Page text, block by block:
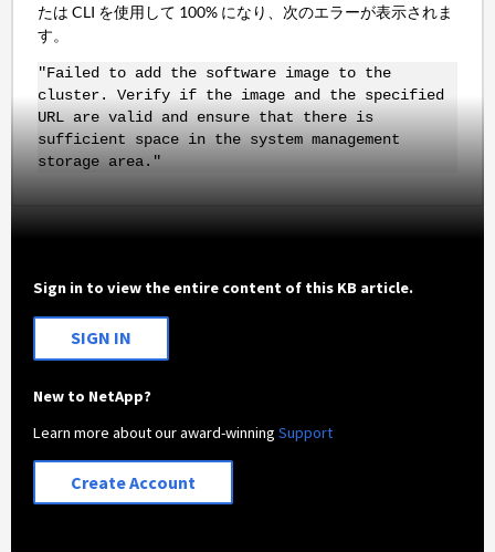
たは CLI を使用して 100% になり、次のエラーが表示されま
す。
"Failed to add the software image to the
cluster. Verify if the image and the specified
URL are valid and ensure that there is
sufficient space in the system management
storage area."
Sign in to view the entire content of this KB article.
SIGN IN
New to NetApp?
Learn more about our award-winningSupport
Create Account